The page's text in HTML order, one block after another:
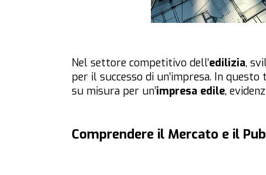
Nel settore competitivo dell’edilizia,
per il successo di un’impresa. In
su misura per un’impresa edile,
Comprendere il Mercato e il